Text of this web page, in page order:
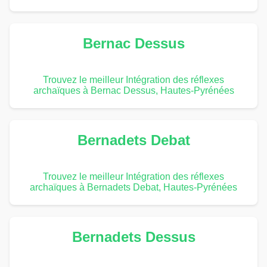
Bernac Dessus
Trouvez le meilleur Intégration des réflexes
archaïques à Bernac Dessus, Hautes-Pyrénées
Bernadets Debat
Trouvez le meilleur Intégration des réflexes
archaïques à Bernadets Debat, Hautes-Pyrénées
Bernadets Dessus